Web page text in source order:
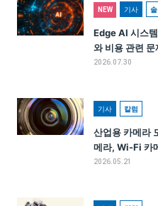
NEW 기사
Edge AI 시스
와 비용 관련 문
2026.07.30
기사 칼럼
산업용 카메라
메라, Wi-Fi 카
2026.05.21